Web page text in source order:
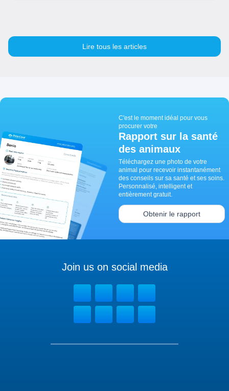
Lire tous les articles
C'est le moment idéal pour vous
procurer votre
Rapport sur la santé
des animaux
Téléchargez une photo de votre
animal pour recevoir instantanément
des conseils sur sa santé et ses soins.
Personnalisé, intelligent et
entièrement gratuit.
Obtenir le rapport
Join us on social media